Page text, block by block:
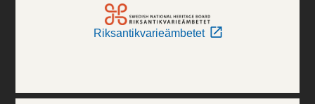
Riksantikvarieämbetet